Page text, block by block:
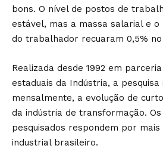
bons. O nível de postos de
estável, mas a massa salarial e o
do trabalhador recuaram 0,5% no
Realizada desde 1992 em
estaduais da Indústria, a pesquisa
mensalmente, a evolução de
da indústria de transformação.
pesquisados respondem por
industrial brasileiro.